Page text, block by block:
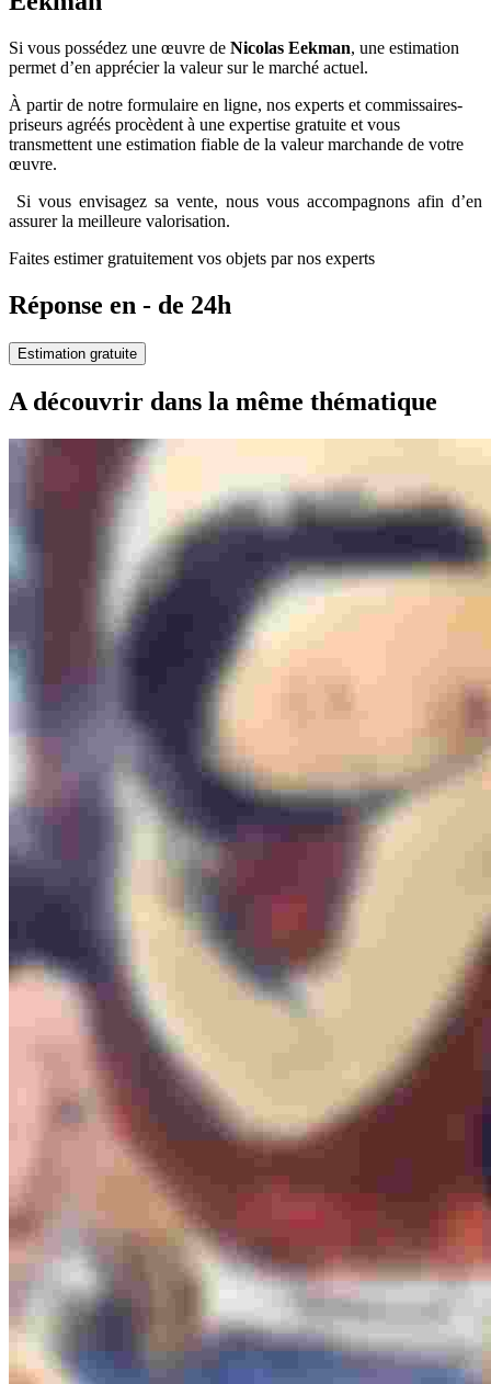
Si vous possédez une œuvre de Nicolas Eekman, une estimation
permet d’en apprécier la valeur sur le marché actuel.
À partir de notre formulaire en ligne, nos experts et commissaires-
priseurs agréés procèdent à une expertise gratuite et vous
transmettent une estimation fiable de la valeur marchande de votre
œuvre.
Si vous envisagez sa vente, nous vous accompagnons afin d’en
assurer la meilleure valorisation.
Faites estimer gratuitement vos objets par nos experts
Réponse en - de 24h
Estimation gratuite
A découvrir dans la même thématique